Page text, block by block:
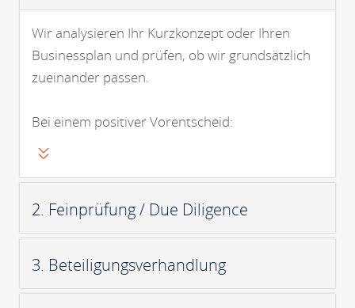
Wir analysieren Ihr Kurzkonzept oder Ihren
Businessplan und prüfen, ob wir grundsätzlich
zueinander passen.
Bei einem positiver Vorentscheid:
2. Feinprüfung / Due Diligence
3. Beteiligungsverhandlung